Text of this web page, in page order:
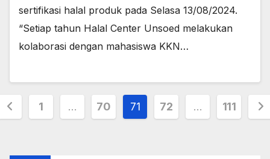
sertifikasi halal produk pada Selasa 13/08/2024.
“Setiap tahun Halal Center Unsoed melakukan
kolaborasi dengan mahasiswa KKN…
1 … 70 71 72 … 111